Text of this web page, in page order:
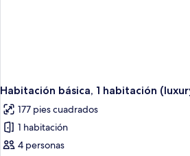
Habitación básica, 1 habitación
177 pies cuadrados
1 habitación
4 personas